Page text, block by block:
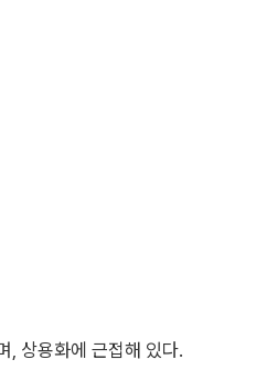
, 상용화에 근접해 있다.